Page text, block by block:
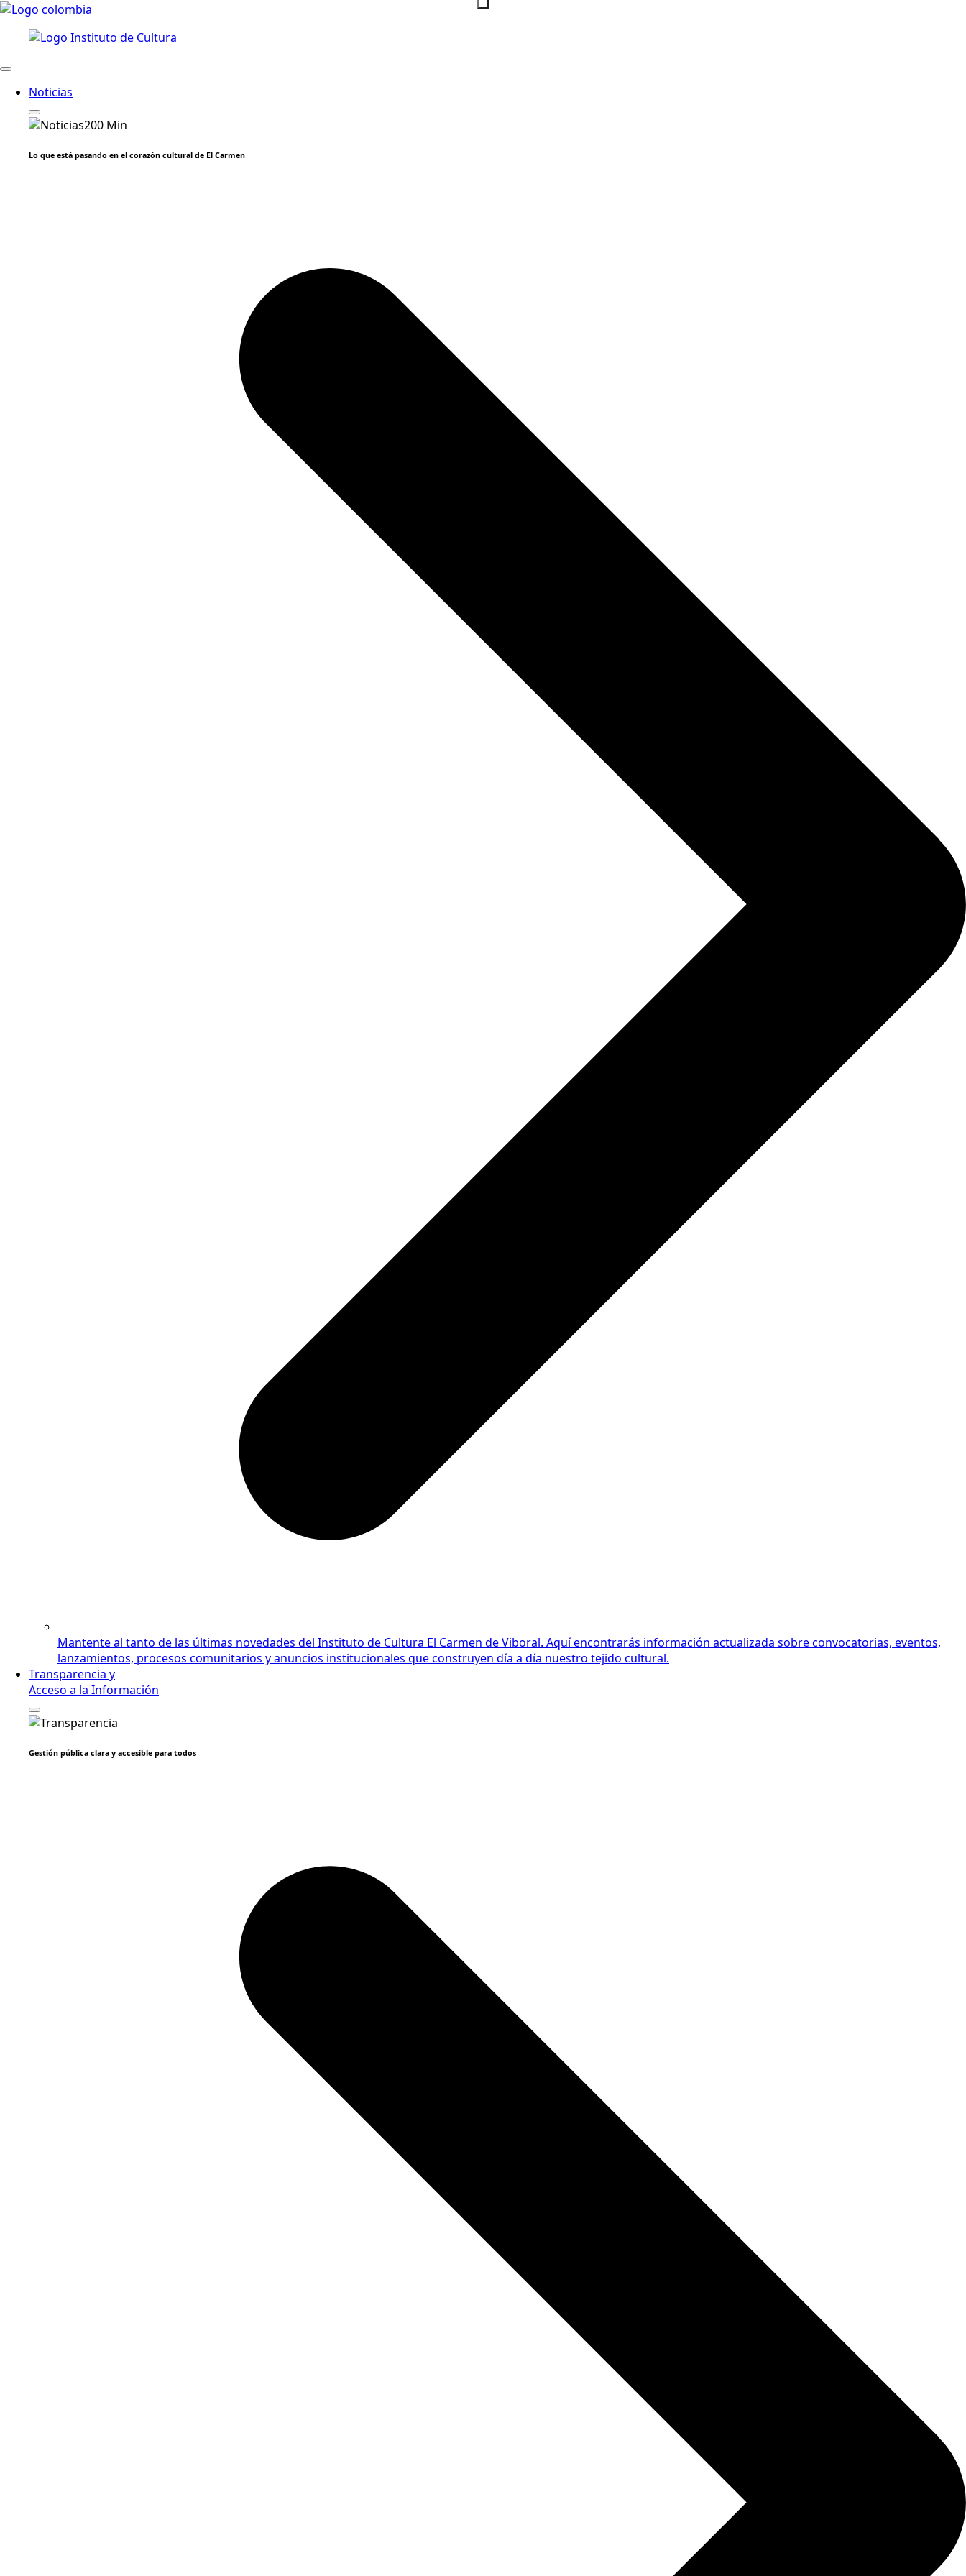
Noticias
Lo que está pasando en el corazón cultural de El Carmen
Mantente al tanto de las últimas novedades del Instituto de Cultura El Carmen de Viboral. Aquí encontrarás información actualizada sobre convocatorias, eventos,
lanzamientos, procesos comunitarios y anuncios institucionales que construyen día a día nuestro tejido cultural.
Transparencia y
Acceso a la Información
Gestión pública clara y accesible para todos